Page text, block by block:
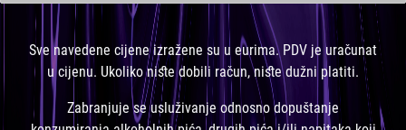
Sve navedene cijene izražene su u eurima. PDV je uračunat
u cijenu. Ukoliko niste dobili račun, niste dužni platiti.
Zabranjuje se usluživanje odnosno dopuštanje